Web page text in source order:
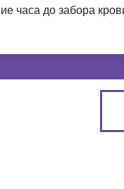
часа до забора